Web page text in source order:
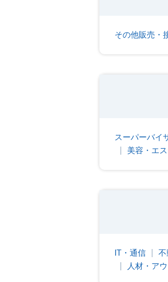
その他販売・
スーパーバイ
美容・エ
IT・通信 不
人材・ア